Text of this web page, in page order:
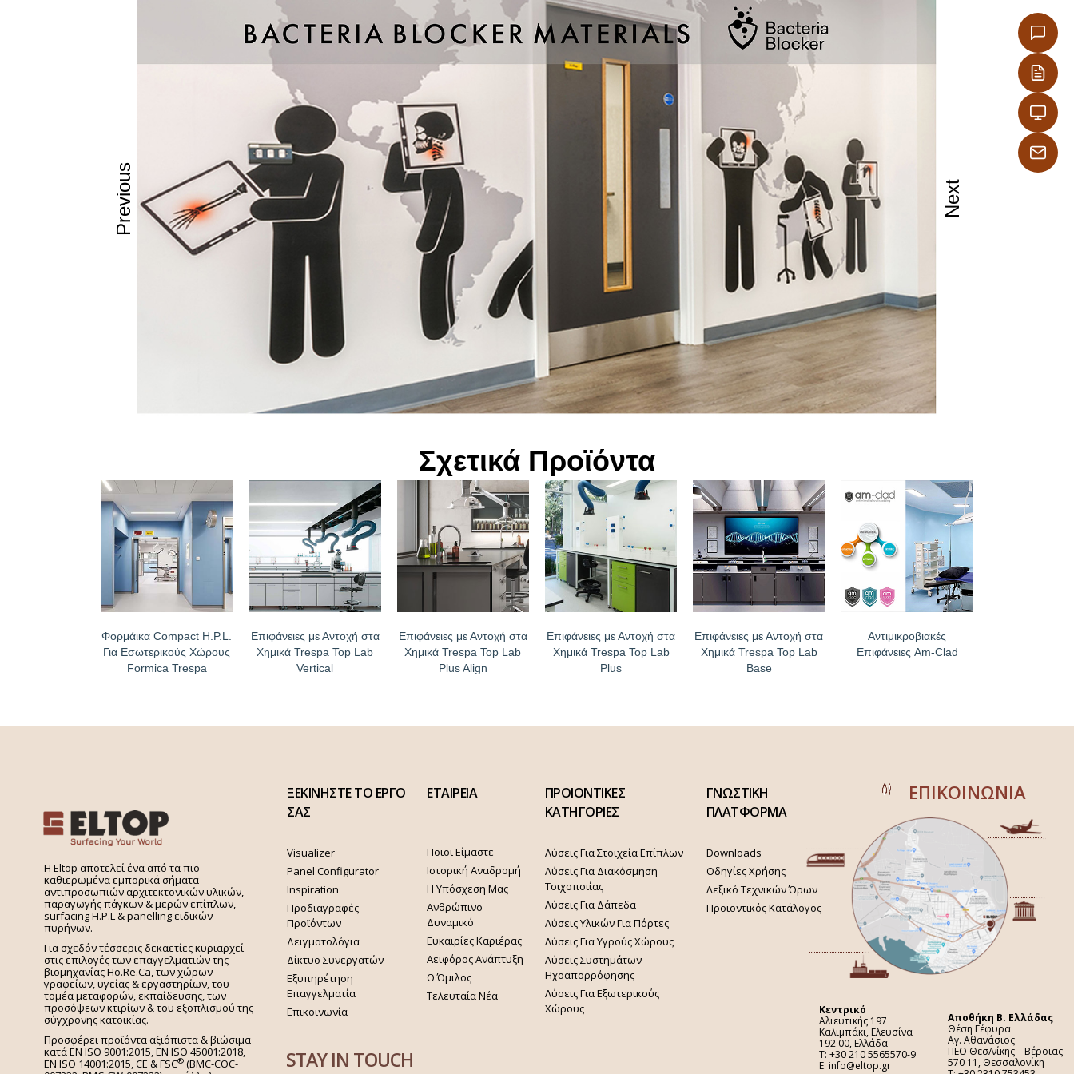
Χαρακτηριστικά
Εύκολο στο καθάρισμα
Ανθεκτικό στα χτυπήματα- κρούσεις
Αντοχή στη θερμότητα
Ανθεκτικό στις γρατσουνιές και στη φθορά
Κατάλληλο για επαφή με τρόφιμα
Εφαρμογές
Χώροι Υγείας:
Νοσοκομεία και χειρουργεία, Κέντρα ιατρικής ανάλυσης, Εργαστήρια,
Γηροκομεία.
Δημόσιοι χώροι:
Δημόσια κτίρια, Σχολεία, Πισίνες, Γυμναστήρια.
Κατοικία:
Κουζίνα, Μπάνιο, Παιδικά δωμάτια.
Επένδυση επιφανειών:Έπιπλα, Επένδυση τοιχοποιίας, Πόρτες, Θάλαμοι ανελκυστήρων.
Previous Next
Σχετικά Προϊόντα
Φορμάικα Compact H.P.L.
Για Εσωτερικούς Χώρους
Formica Trespa
Επιφάνειες με Αντοχή στα
Χημικά Trespa Top Lab
Vertical
Επιφάνειες με Αντοχή στα
Χημικά Trespa Top Lab
Plus Align
Επιφάνειες με Αντοχή στα
Χημικά Trespa Top Lab
Plus
Επιφάνειες με Αντοχή στα
Χημικά Trespa Top Lab
Base
Αντιμικροβιακές
Επιφάνειες Am-Clad
H Eltop αποτελεί ένα από τα πιο
καθιερωμένα εμπορικά σήματα
αντιπροσωπιών αρχιτεκτονικών υλικών,
παραγωγής πάγκων & μερών επίπλων,
surfacing H.P.L & panelling ειδικών
πυρήνων.
Για σχεδόν τέσσερις δεκαετίες κυριαρχεί
στις επιλογές των επαγγελματιών της
βιομηχανίας Ho.Re.Ca, των χώρων
γραφείων, υγείας & εργαστηρίων, του
τομέα μεταφορών, εκπαίδευσης, των
προσόψεων κτιρίων & του εξοπλισμού της
σύγχρονης κατοικίας.
Προσφέρει προϊόντα αξιόπιστα & βιώσιμα
κατά EN ISO 9001:2015, EN ISO 45001:2018,
EN ISO 14001:2015,CE & FSC® (BMC-COC-
ΞΕΚΙΝΗΣΤΕ ΤΟ ΕΡΓΟ
ΣΑΣ
Visualizer
Panel Configurator
Inspiration
Προδιαγραφές
Προϊόντων
Δειγματολόγια
Δίκτυο Συνεργατών
Εξυπηρέτηση
Επαγγελματία
Επικοινωνία
ΕΤΑΙΡΕΙΑ
Ποιοι Είμαστε
Ιστορική Αναδρομή
Η Υπόσχεση Μας
Ανθρώπινο
Δυναμικό
Ευκαιρίες Καριέρας
Αειφόρος Ανάπτυξη
Ο Όμιλος
Τελευταία Νέα
ΠΡΟΙΟΝΤΙΚΕΣ
ΚΑΤΗΓΟΡΙΕΣ
Λύσεις Για Στοιχεία Επίπλων
Λύσεις Για Διακόσμηση
Τοιχοποιίας
Λύσεις Για Δάπεδα
Λύσεις Υλικών Για Πόρτες
Λύσεις Για Υγρούς Χώρους
Λύσεις Συστημάτων
Ηχοαπορρόφησης
Λύσεις Για Εξωτερικούς
Χώρους
ΓΝΩΣΤΙΚΗ
ΠΛΑΤΦΟΡΜΑ
Downloads
Οδηγίες Χρήσης
Λεξικό Τεχνικών Όρων
Προϊοντικός Κατάλογος
ΕΠΙΚΟΙΝΩΝΙΑ
Κεντρικό
Αλιευτικής 197
Καλιμπάκι, Ελευσίνα
192 00, Ελλάδα
Τ: +30 210 5565570-9
E: info@eltop.gr
Aποθήκη Β. Ελλάδας
Θέση Γέφυρα
Αγ. Αθανάσιος
ΠΕΟ Θεσ/νίκης – Βέροιας
570 11, Θεσσαλονίκη
STAY IN TOUCH